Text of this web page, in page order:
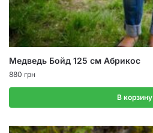
Медведь Бойд 125 см Абрикос
880 грн
В корзину